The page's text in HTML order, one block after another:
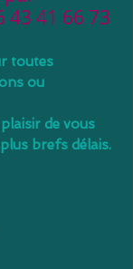
43 41 66 73
toutes
ou
de vous
brefs délais.